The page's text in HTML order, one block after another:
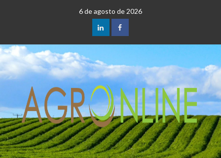
6 de agosto de 2026